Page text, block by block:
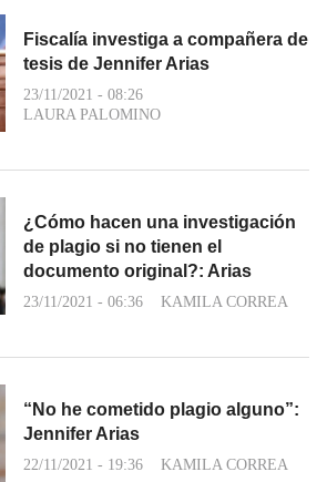
Fiscalía investiga a compañera de
tesis de Jennifer Arias
23/11/2021 - 08:26
LAURA PALOMINO
¿Cómo hacen una investigación
de plagio si no tienen el
documento original?: Arias
23/11/2021 - 06:36 KAMILA CORREA
“No he cometido plagio alguno”:
Jennifer Arias
22/11/2021 - 19:36 KAMILA CORREA